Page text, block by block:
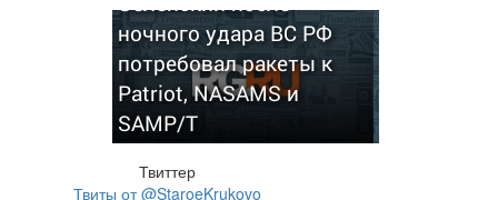
ночного удара ВС РФ
потребовал ракеты к
Patriot, NASAMS и
SAMP/T
Твиттер
Твиты от @StaroeKrukovo